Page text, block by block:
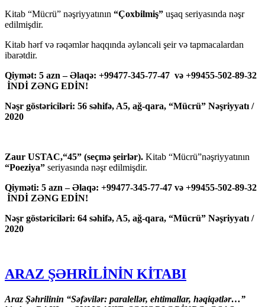
Kitab “Mücrü” nəşriyyatının “Çoxbilmiş” uşaq seriyasında nəşr
edilmişdir.
Kitab hərf və rəqəmlər haqqında əyləncəli şeir və tapmacalardan
ibarətdir.
Qiymət: 5 azn – Əlaqə: +99477-345-77-47 və +99455-502-89-32
İNDİ ZƏNG EDİN!
Nəşr göstəriciləri: 56 səhifə, A5, ağ-qara, “Mücrü” Nəşriyyatı /
2020
Zaur USTAC,“45” (seçmə şeirlər). Kitab “Mücrü”nəşriyyatının
“Poeziya” seriyasında nəşr edilmişdir.
Qiyməti: 5 azn – Əlaqə: +99477-345-77-47 və +99455-502-89-32
İNDİ ZƏNG EDİN!
Nəşr göstəriciləri: 64 səhifə, A5, ağ-qara, “Mücrü” Nəşriyyatı /
2020
ARAZ ŞƏHRİLİNİN KİTABI
Araz Şəhrilinin “Səfəvilər: paralellər, ehtimallar, həqiqətlər…”